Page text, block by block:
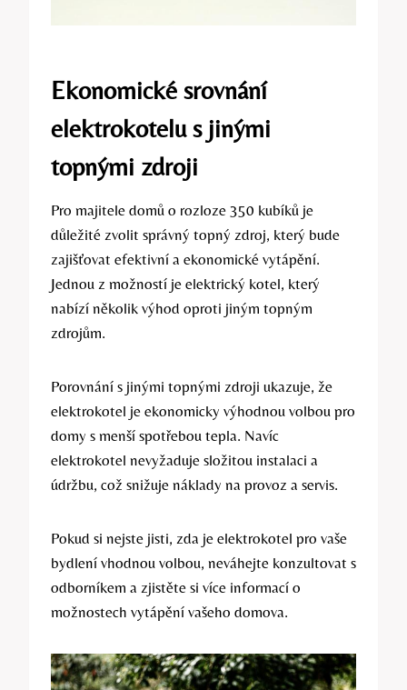
Ekonomické srovnání
elektrokotelu s ​jinými
⁣topnými ​zdroji
Pro majitele domů o rozloze 350 kubíků ⁢je
důležité zvolit‌ správný topný zdroj, který⁢ bude
zajišťovat efektivní a ekonomické⁤ vytápění.
Jednou z možností je elektrický ⁢kotel,⁣ který
⁢nabízí⁣ několik výhod oproti jiným topným
zdrojům.
Porovnání s⁢ jinými topnými‍ zdroji ukazuje, ​že​
elektrokotel je ​ekonomicky výhodnou⁣ volbou pro
⁣domy s menší​ spotřebou tepla. ⁣Navíc
elektrokotel nevyžaduje složitou instalaci ‍a
údržbu, což snižuje ⁤náklady na provoz a servis.
Pokud si ⁢nejste jisti, ​zda⁢ je elektrokotel pro ⁣vaše
bydlení vhodnou volbou, neváhejte konzultovat s
⁤odborníkem‍ a zjistěte si více⁤ informací o
možnostech ‌vytápění⁢ vašeho domova.